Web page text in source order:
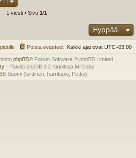
1 viesti • Sivu 1/1
Hyppää
Kaikki ajat ovat UTC+03:00
Poista evästeet
phpBB® Forum Software © phpBB Limited
- Päivitä phpBB 3.2 Kirjoittaja MrGaby
Suomi (lurttinen, harritapio, Pettis)